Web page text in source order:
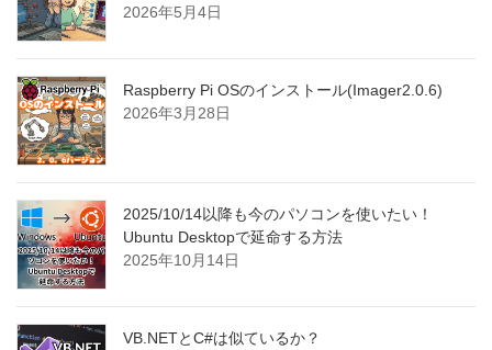
2026年5月4日
Raspberry Pi OSのインストール(Imager2.0.6)
2026年3月28日
2025/10/14以降も今のパソコンを使いたい！
Ubuntu Desktopで延命する方法
2025年10月14日
VB.NETとC#は似ているか？